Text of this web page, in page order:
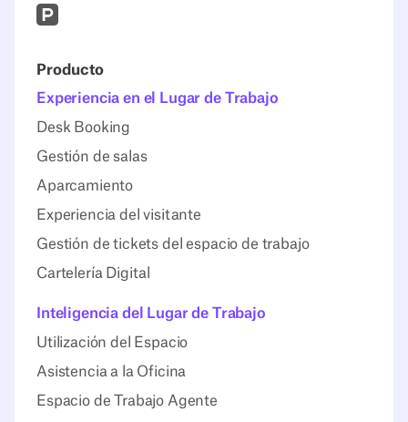
Prodcut Hunt
Producto
Experiencia en el Lugar de Trabajo
Desk Booking
Gestión de salas
Aparcamiento
Experiencia del visitante
Gestión de tickets del espacio de trabajo
Cartelería Digital
Inteligencia del Lugar de Trabajo
Utilización del Espacio
Asistencia a la Oficina
Espacio de Trabajo Agente